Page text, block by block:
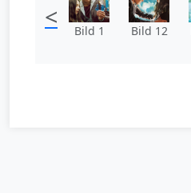
< Bild 1 Bild 12